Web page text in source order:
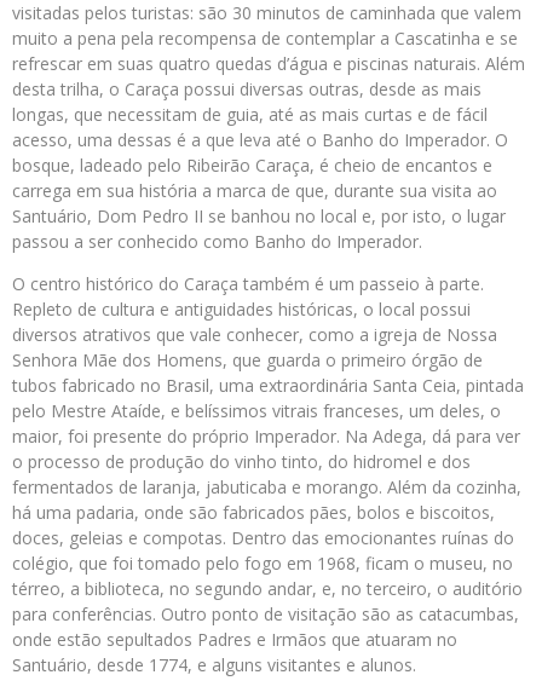
visitadas pelos turistas: são 30 minutos de caminhada que valem
muito a pena pela recompensa de contemplar a Cascatinha e se
refrescar em suas quatro quedas d’água e piscinas naturais. Além
desta trilha, o Caraça possui diversas outras, desde as mais
longas, que necessitam de guia, até as mais curtas e de fácil
acesso, uma dessas é a que leva até o Banho do Imperador. O
bosque, ladeado pelo Ribeirão Caraça, é cheio de encantos e
carrega em sua história a marca de que, durante sua visita ao
Santuário, Dom Pedro II se banhou no local e, por isto, o lugar
passou a ser conhecido como Banho do Imperador.
O centro histórico do Caraça também é um passeio à parte.
Repleto de cultura e antiguidades históricas, o local possui
diversos atrativos que vale conhecer, como a igreja de Nossa
Senhora Mãe dos Homens, que guarda o primeiro órgão de
tubos fabricado no Brasil, uma extraordinária Santa Ceia, pintada
pelo Mestre Ataíde, e belíssimos vitrais franceses, um deles, o
maior, foi presente do próprio Imperador. Na Adega, dá para ver
o processo de produção do vinho tinto, do hidromel e dos
fermentados de laranja, jabuticaba e morango. Além da cozinha,
há uma padaria, onde são fabricados pães, bolos e biscoitos,
doces, geleias e compotas. Dentro das emocionantes ruínas do
colégio, que foi tomado pelo fogo em 1968, ficam o museu, no
térreo, a biblioteca, no segundo andar, e, no terceiro, o auditório
para conferências. Outro ponto de visitação são as catacumbas,
onde estão sepultados Padres e Irmãos que atuaram no
Santuário, desde 1774, e alguns visitantes e alunos.